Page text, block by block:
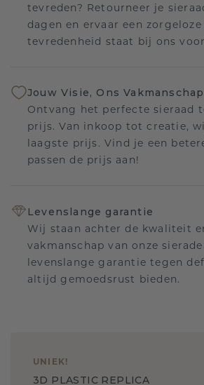
tevreden? Retourneer je
dagen en ervaar een
tevredenheid staat bij ons
Jouw Visie, Ons Vakmanschap
Ontvang het perfecte sieraad
prijs. Van inkoop tot creatie,
laagste prijs. Vind je een
passen de prijs aan!
Levenslange garantie
Wij staan achter de kwaliteit
vakmanschap van onze
levenslange garantie tegen
altijd gemoedsrust bieden.
UNIEK!
3D PLASTIC REPLICA